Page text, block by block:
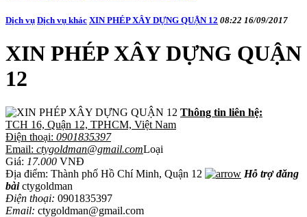
Dịch vụ Dịch vụ khác XIN PHÉP XÂY DỰNG QUẬN 12 08:22 16/09/2017
XIN PHÉP XÂY DỰNG QUẬN
12
Thông tin liên hệ:
TCH 16, Quận 12, TPHCM, Việt Nam
Điện thoại: 0901835397
Email: ctygoldman@gmail.comLoại
Giá: 17.000 VNĐ
Địa điểm: Thành phố Hồ Chí Minh, Quận 12
Hỗ trợ đăng
bàictygoldman
Điện thoại: 0901835397
Email: ctygoldman@gmail.com